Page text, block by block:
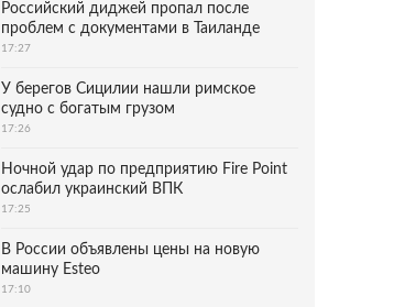
Российский диджей пропал после
проблем с документами в Таиланде
17:27
У берегов Сицилии нашли римское
судно с богатым грузом
17:26
Ночной удар по предприятию Fire Point
ослабил украинский ВПК
17:25
В России объявлены цены на новую
машину Esteo
17:10